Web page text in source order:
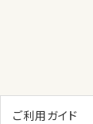
ご利用ガイド